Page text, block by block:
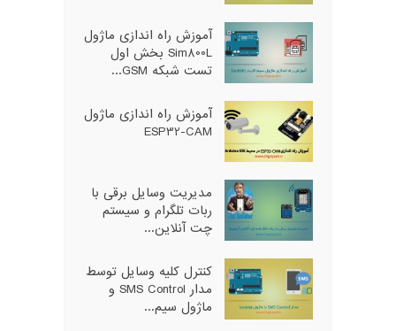
آموزش راه اندازی ماژول
Sim800L بخش اول
تست شبکه GSM...
آموزش راه اندازی ماژول
ESP32-CAM
مدیریت وسایل برقی با
ربات تلگرام و سیستم
چت آنلاین...
کنترل کلیه وسایل توسط
مدار SMS Control و
ماژول سیم...